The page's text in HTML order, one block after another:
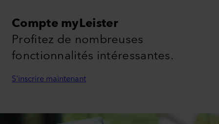
Compte myLeister
Profitez de nombreuses
fonctionnalités intéressantes.
S'inscrire maintenant